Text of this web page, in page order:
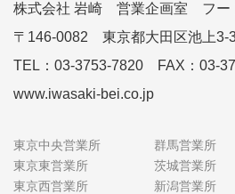
株式会社 岩崎 営業企画室 フー
〒146-0082 東京都大田区池上3-
TEL：03-3753-7820 FAX：03-
www.iwasaki-bei.co.jp
東京中央営業所
東京東営業所
東京西営業所
群馬営業所
茨城営業所
新潟営業所